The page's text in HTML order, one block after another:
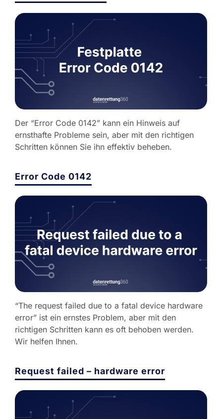
Der “Error Code 0142” kann ein Hinweis auf
ernsthafte Probleme sein, aber mit den richtigen
Schritten können Sie ihn effektiv beheben.
Error Code 0142
“The request failed due to a fatal device hardware
error” ist ein ernstes Problem, aber mit den
richtigen Schritten kann es oft behoben werden.
Wir helfen Ihnen.
Request failed – hardware error